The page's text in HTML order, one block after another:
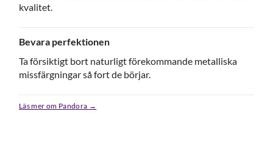
kvalitet.
Bevara perfektionen
Ta försiktigt bort naturligt förekommande metalliska
missfärgningar så fort de börjar.
Läs mer om Pandora →